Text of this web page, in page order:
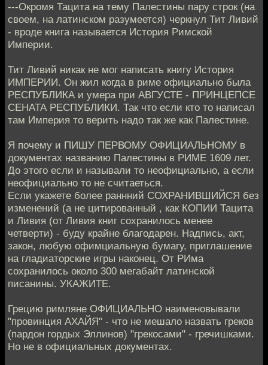
---Окромя Тацита на тему Палестины пару строк (на
своем, на латинском разумеется) черкнул Тит Ливий
- вроде книга называется История Римской
Империи.
Тит Ливий никак не мог написать книгу История
ИМПЕРИИ. Он жил когда в риме официально была
РЕСПУБЛИКА и умера при АВГУСТЕ - ПРИНЦЕПСЕ
СЕНАТА РЕСПУБЛИКИ. Так что если кто то написал
там Империя то верить надо так же как Палестине.
Я почему и ПИШУ ПЕРВОМУ ОФИЦИАЛЬНОМУ в
документах названию Палестины в РИМЕ 1609 лет.
До этого если и называли то неофициально, а если
неофициально то не считаеться.
Если укажете более раннний СОХРАНИВШИЙСЯ без
изменений (а не цитированный , как КОПИИ Тацита
и Ливия (от Ливия книг сохранилось менее
четверти) - буду крайне благодарен. Надпись, акт,
закон, любую офимциальную бумагу, приглашение
на гладиаторские игры наконец. От РИма
сохранилось около 300 мегабайт латинской
писанины. УКАЖИТЕ.
Грецию римляне ОФИЦИАЛЬНО наименовывали
"провинция АХАЙЯ" - что не мешало назвать греков
(пардон гордых Эллинов) "грекосами" - гречишками.
Но не в официальных документах.